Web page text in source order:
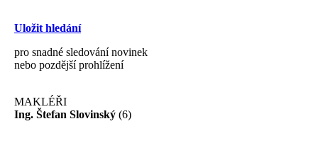
Uložit hledání
pro snadné sledování novinek
nebo pozdější prohlížení
MAKLÉŘI
Ing. Štefan Slovinský (6)